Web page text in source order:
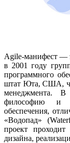
Agile-манифест —
в 2001 году
программного
штат Юта, США,
менеджмента.
философию и
обеспечения,
«Водопад»
проект проходит
дизайна,